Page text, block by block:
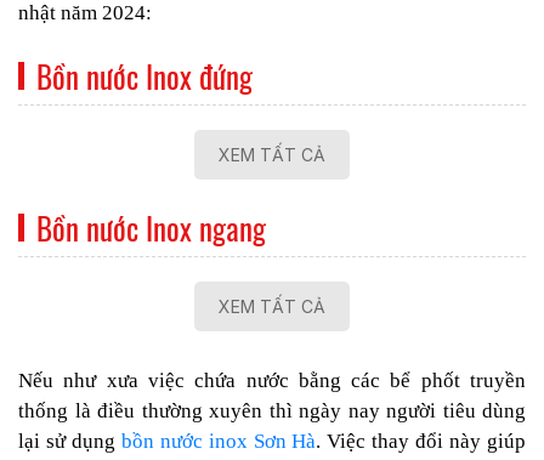
nhật năm 2024:
Bồn nước Inox đứng
XEM TẤT CẢ
Bồn nước Inox ngang
XEM TẤT CẢ
Nếu như xưa việc chứa nước bằng các bể phốt truyền
thống là điều thường xuyên thì ngày nay người tiêu dùng
lại sử dụng bồn nước inox Sơn Hà. Việc thay đổi này giúp